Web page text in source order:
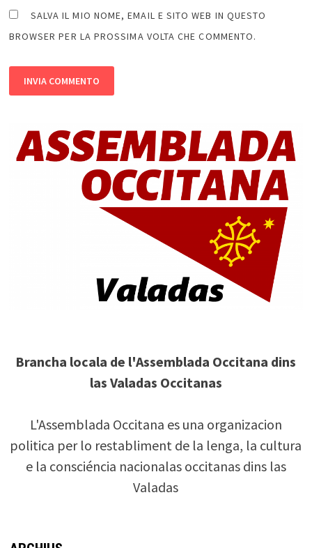
SALVA IL MIO NOME, EMAIL E SITO WEB IN QUESTO
BROWSER PER LA PROSSIMA VOLTA CHE COMMENTO.
Brancha locala de l'Assemblada Occitana dins
las Valadas Occitanas
L'Assemblada Occitana es una organizacion
politica per lo restabliment de la lenga, la cultura
e la consciéncia nacionalas occitanas dins las
Valadas